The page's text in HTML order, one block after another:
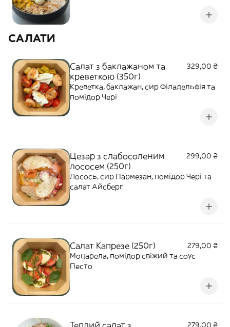
САЛАТИ
Салат з баклажаном та
креветкою (350г)
329,00 ₴
Креветка, баклажан, сир Філадельфія та
помідор Чері
Цезар з слабосоленим
лососем (250г)
299,00 ₴
Лосось, сир Пармезан, помідор Чері та
салат Айсберг
Салат Капрезе (250г)
279,00 ₴
Моцарела, помідор свіжий та соус
Песто
Теплий салат з 279,00 ₴